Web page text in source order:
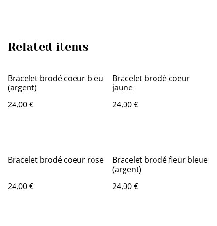
Related items
Bracelet brodé coeur bleu
(argent)
24,00 €
Bracelet brodé coeur
jaune
24,00 €
Bracelet brodé coeur rose
24,00 €
Bracelet brodé fleur bleue
(argent)
24,00 €